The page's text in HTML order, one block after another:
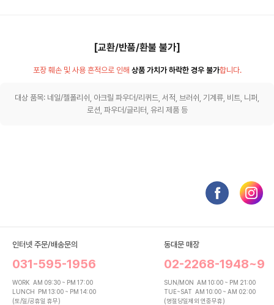
[교환/반품/환불 불가]
포장 훼손 및 사용 흔적으로 인해 상품 가치가 하락한 경우 불가합니다.
대상 품목: 네일/젤폴리쉬, 아크릴 파우더/리퀴드, 서적, 브러쉬, 기계류, 비트, 니퍼,
로션, 파우더/글리터, 유리 제품 등
인터넷 주문/배송문의
031-595-1956
WORK AM 09:30 ~ PM 17:00
LUNCH PM 13:00 ~ PM 14:00
(토/일/공휴일 휴무)
동대문 매장
02-2268-1948~9
SUN/MON AM 10:00 ~ PM 21:00
TUE~SAT AM 10:00 ~ AM 02:00
(명절당일제외 연중무휴)